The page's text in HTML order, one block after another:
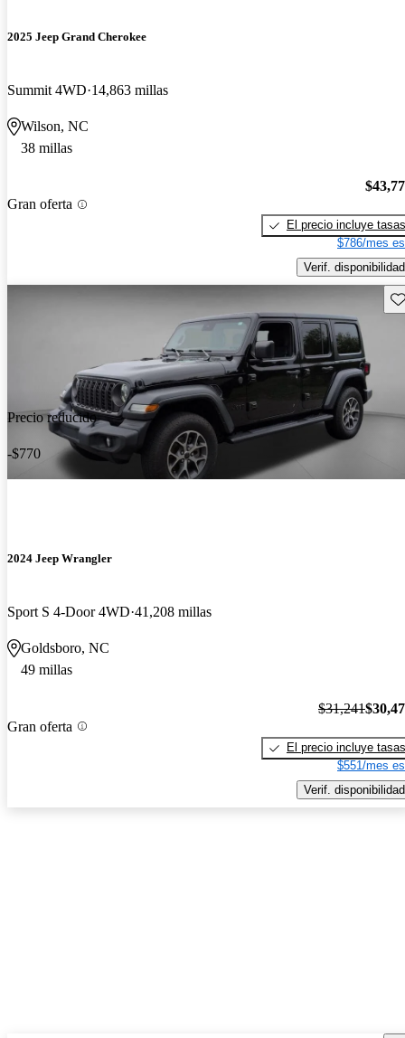
2025 Jeep Grand Cherokee
Summit 4WD 14,863 millas
Wilson, NC
38 millas
Gran oferta
El precio incluye tasas
$786/mes
Verif. disponibilidad
Precio reducido
-$770
2024 Jeep Wrangler
Sport S 4-Door 4WD 41,208 millas
Goldsboro, NC
49 millas
Gran oferta
$31,241
El precio incluye tasas
$551/mes
Verif. disponibilidad